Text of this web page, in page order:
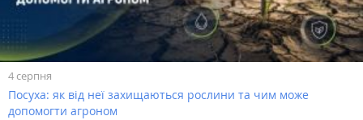
4 серпня
Посуха: як від неї захищаються рослини та чим може
допомогти агроном